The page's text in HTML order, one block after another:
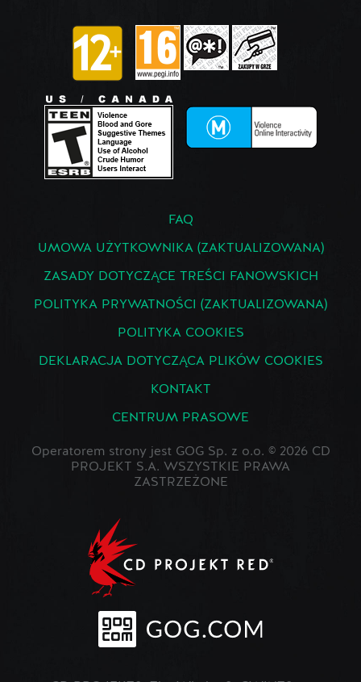
FAQ
UMOWA UŻYTKOWNIKA (ZAKTUALIZOWANA)
ZASADY DOTYCZĄCE TREŚCI FANOWSKICH
POLITYKA PRYWATNOŚCI (ZAKTUALIZOWANA)
POLITYKA COOKIES
DEKLARACJA DOTYCZĄCA PLIKÓW COOKIES
KONTAKT
CENTRUM PRASOWE
Operatorem strony jest GOG Sp. z o.o. © 2026 CD
PROJEKT S.A. WSZYSTKIE PRAWA
ZASTRZEŻONE